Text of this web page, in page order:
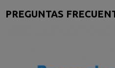
PREGUNTAS